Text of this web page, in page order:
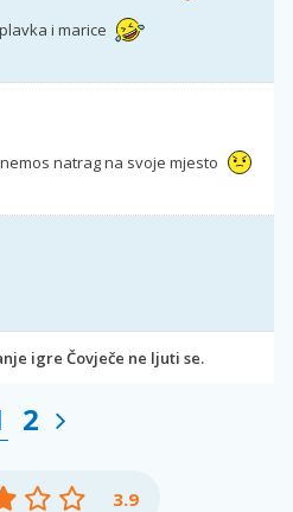
i marice
natrag na svoje mjesto
igre Čovječe ne ljuti se.
2
3.9